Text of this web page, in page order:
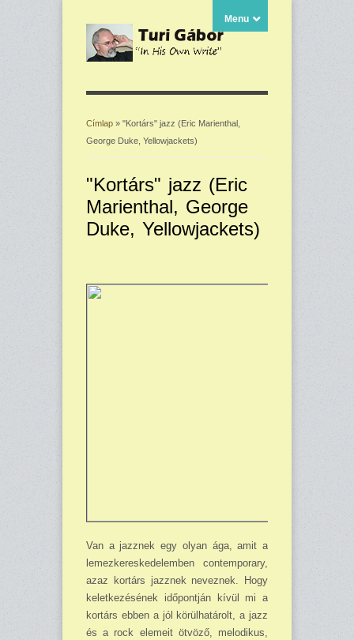
Menu
Jelenlegi hely
Címlap » "Kortárs" jazz (Eric Marienthal,
George Duke, Yellowjackets)
"Kortárs" jazz (Eric
Marienthal, George
Duke, Yellowjackets)
Van a jazznek egy olyan ága, amit a
lemezkereskedelem­ben contemporary,
azaz kortárs jazznek neveznek. Hogy
ke­letkezésének időpontján kívül mi a
kortárs ebben a jól körülha­tárolt, a jazz
és a rock elemeit ötvöző, melodikus,